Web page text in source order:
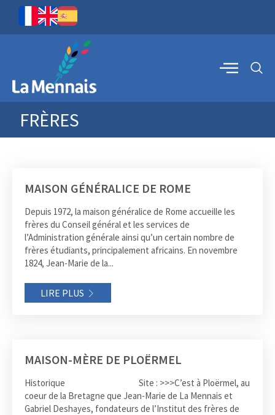
FRÈRES
MAISON GÉNÉRALICE DE ROME
Depuis 1972, la maison généralice de Rome accueille les
frères du Conseil général et les services de
l’Administration générale ainsi qu’un certain nombre de
frères étudiants, principalement africains. En novembre
1824, Jean-Marie de la...
LIRE PLUS
MAISON-MÈRE DE PLOËRMEL
Historique Site : >>>C’est à Ploërmel, au
coeur de la Bretagne que Jean-Marie de La Mennais et
Gabriel Deshayes, fondateurs de l’Institut des frères de